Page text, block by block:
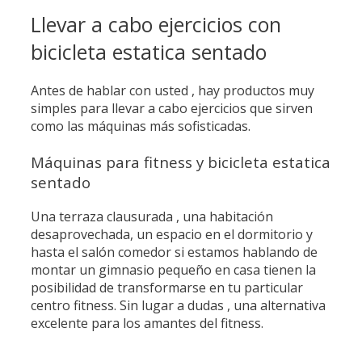
Llevar a cabo ejercicios con
bicicleta estatica sentado
Antes de hablar con usted , hay productos muy
simples para llevar a cabo ejercicios que sirven
como las máquinas más sofisticadas.
Máquinas para fitness y bicicleta estatica
sentado
Una terraza clausurada , una habitación
desaprovechada, un espacio en el dormitorio y
hasta el salón comedor si estamos hablando de
montar un gimnasio pequeño en casa tienen la
posibilidad de transformarse en tu particular
centro fitness. Sin lugar a dudas , una alternativa
excelente para los amantes del fitness.